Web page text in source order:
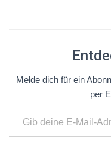
Melde dich für ein
per